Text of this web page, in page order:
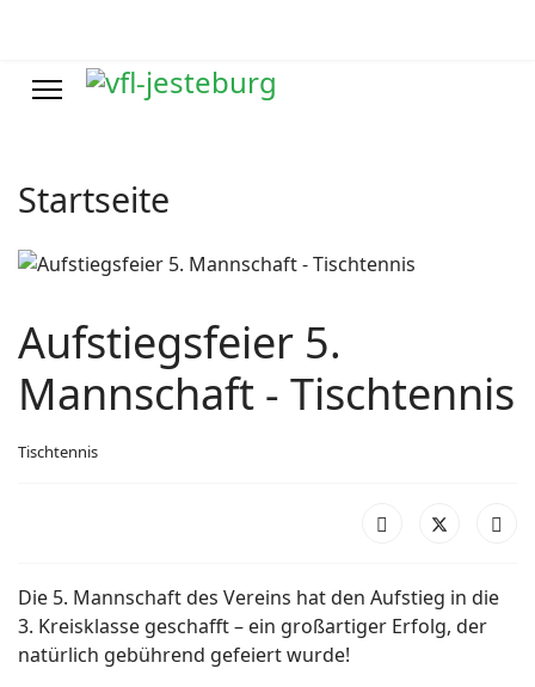
Startseite
Aufstiegsfeier 5.
Mannschaft - Tischtennis
Tischtennis
Die 5. Mannschaft des Vereins hat den Aufstieg in die
3. Kreisklasse geschafft – ein großartiger Erfolg, der
natürlich gebührend gefeiert wurde!